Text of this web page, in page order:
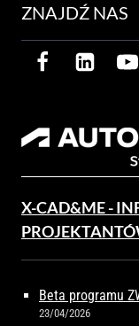
ZNAJDŹ NAS
X-CAD&ME -
Beta programu
23/04/2026